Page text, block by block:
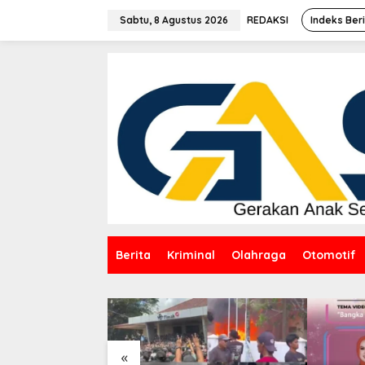
Sabtu, 8 Agustus 2026 REDAKSI Indeks
Berita Kriminal Olahraga Otomotif
«